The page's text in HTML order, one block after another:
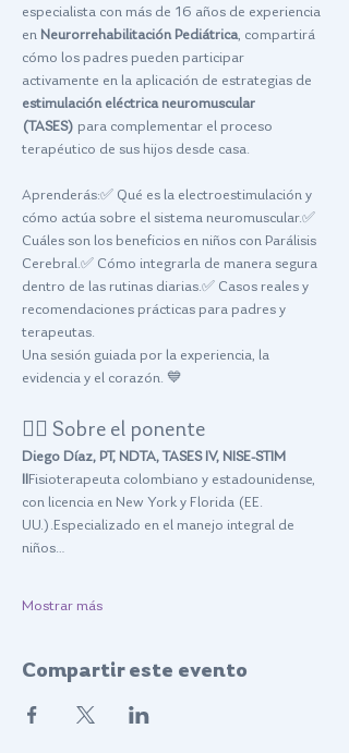
especialista con más de 16 años de experiencia
en Neurorrehabilitación Pediátrica, compartirá
cómo los padres pueden participar
activamente en la aplicación de estrategias de
estimulación eléctrica neuromuscular
(TASES) para complementar el proceso
terapéutico de sus hijos desde casa.
Aprenderás:✅ Qué es la electroestimulación y
cómo actúa sobre el sistema neuromuscular.✅
Cuáles son los beneficios en niños con Parálisis
Cerebral.✅ Cómo integrarla de manera segura
dentro de las rutinas diarias.✅ Casos reales y
recomendaciones prácticas para padres y
terapeutas.
Una sesión guiada por la experiencia, la
evidencia y el corazón. 💙
👨‍⚕️ Sobre el ponente
Diego Díaz, PT, NDTA, TASES IV, NISE-STIM
IIFisioterapeuta colombiano y estadounidense,
con licencia en New York y Florida (EE.
UU.).Especializado en el manejo integral de
niños…
Mostrar más
Compartir este evento